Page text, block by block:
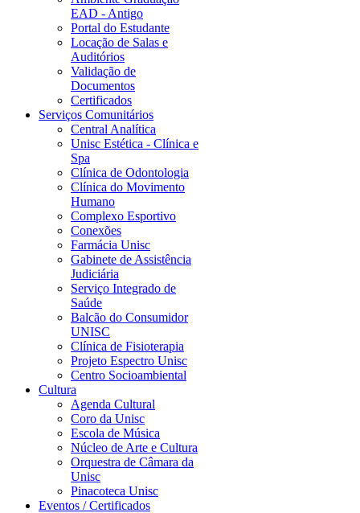
EAD - Antigo
Portal do Estudante
Locação de Salas e
Auditórios
Validação de
Documentos
Certificados
Serviços Comunitários
Central Analítica
Unisc Estética - Clínica e
Spa
Clínica de Odontologia
Clínica do Movimento
Humano
Complexo Esportivo
Conexões
Farmácia Unisc
Gabinete de Assistência
Judiciária
Serviço Integrado de
Saúde
Balcão do Consumidor
UNISC
Clínica de Fisioterapia
Projeto Espectro Unisc
Centro Socioambiental
Cultura
Agenda Cultural
Coro da Unisc
Escola de Música
Núcleo de Arte e Cultura
Orquestra de Câmara da
Unisc
Pinacoteca Unisc
Eventos / Certificados